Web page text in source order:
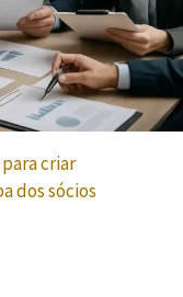
criar
dos sócios